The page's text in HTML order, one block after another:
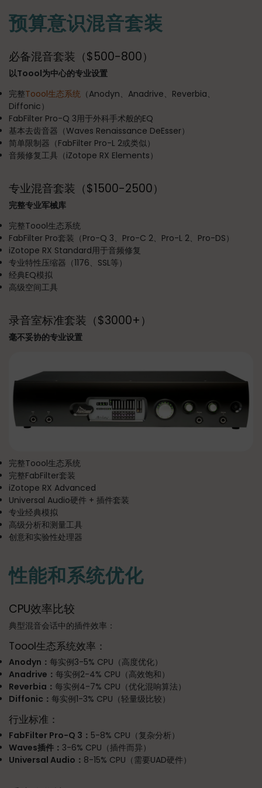
预算意识混音套装
必备混音套装（$500-800）
以Toool为中心的专业设置
完整Toool生态系统 （Anodyn、Anadrive、Reverbia、
Diffonic）
FabFilter Pro-Q 3用于外科手术般的EQ
基本去齿音器（Waves Renaissance DeEsser）
简单限制器（FabFilter Pro-L 2或类似）
音频修复工具（iZotope RX Elements）
专业混音套装（$1500-2500）
完整专业军械库
完整Toool生态系统
FabFilter Pro套装（Pro-Q 3、Pro-C 2、Pro-L 2、Pro-DS）
iZotope RX Standard用于音频修复
专业特性压缩器（1176、SSL等）
经典EQ模拟
高级空间工具
录音室标准套装（$3000+）
毫不妥协的专业设置
完整Toool生态系统
完整FabFilter套装
iZotope RX Advanced
Universal Audio硬件 + 插件套装
专业经典模拟
高级分析和测量工具
创意和实验性处理器
性能和系统优化
CPU效率比较
典型混音会话中的插件效率：
Toool生态系统效率：
Anodyn： 每实例3-5% CPU（高度优化）
Anadrive： 每实例2-4% CPU（高效饱和）
Reverbia： 每实例4-7% CPU（优化混响算法）
Diffonic： 每实例1-3% CPU（轻量级比较）
行业标准：
FabFilter Pro-Q 3： 5-8% CPU（复杂分析）
Waves插件： 3-6% CPU（插件而异）
Universal Audio： 8-15% CPU（需要UAD硬件）